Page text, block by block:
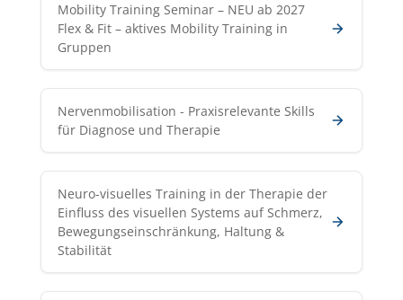
Mobility Training Seminar – NEU ab 2027
Flex & Fit – aktives Mobility Training in
Gruppen
Nervenmobilisation - Praxisrelevante Skills
für Diagnose und Therapie
Neuro-visuelles Training in der Therapie der
Einfluss des visuellen Systems auf Schmerz,
Bewegungseinschränkung, Haltung &
Stabilität